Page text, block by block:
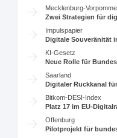
Mecklenburg-
Zwei Strategien für
Impulspapier
Digitale Souveränität
KI-Gesetz
Neue Rolle für
Saarland
Digitaler Rückkanal
Bitkom-DESI-Index
Platz 17 im EU-
Offenburg
Pilotprojekt für